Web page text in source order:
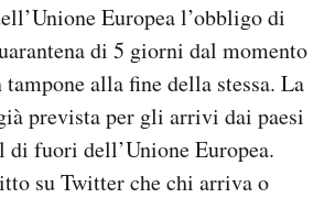
Europea l’obbligo di
di 5 giorni dal momento
alla fine della stessa. La
prevista per gli arrivi dai paesi
di fuori dell’Unione Europea.
su Twitter che chi arriva o